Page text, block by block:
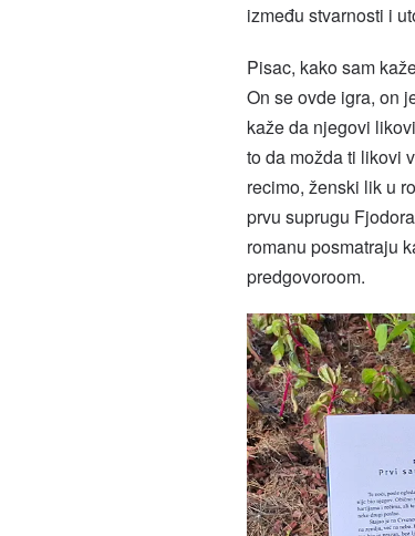
između stvarnosti i
Pisac, kako sam
On se ovde igra, on
kaže da njegovi
to da možda ti likovi
recimo, ženski lik u
prvu suprugu
romanu posmatraju
predgovoroom.